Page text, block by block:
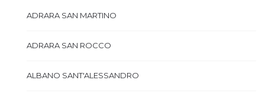
ADRARA SAN MARTINO
ADRARA SAN ROCCO
ALBANO SANT'ALESSANDRO